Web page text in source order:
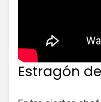
Estragón